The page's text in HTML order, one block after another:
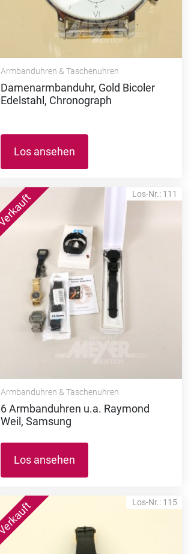
Armbanduhren & Taschenuhren
Damenarmbanduhr, Gold Bicoler
Edelstahl, Chronograph
Los ansehen
Los-Nr.: 111
Armbanduhren & Taschenuhren
6 Armbanduhren u.a. Raymond
Weil, Samsung
Los ansehen
Los-Nr.: 115